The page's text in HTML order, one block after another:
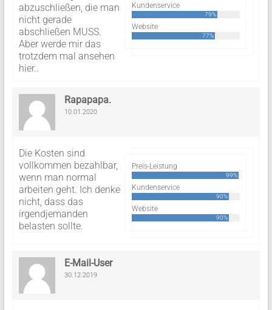
Kundenservice
79%
Website
77%
abzuschließen, die man
nicht gerade
abschließen MUSS.
Aber werde mir das
trotzdem mal ansehen
hier..
Rapapapa.
10.01.2020
Preis-Leistung
99%
Kundenservice
90%
Website
90%
Die Kosten sind
vollkommen bezahlbar,
wenn man normal
arbeiten geht. Ich denke
nicht, dass das
irgendjemanden
belasten sollte.
E-Mail-User
30.12.2019